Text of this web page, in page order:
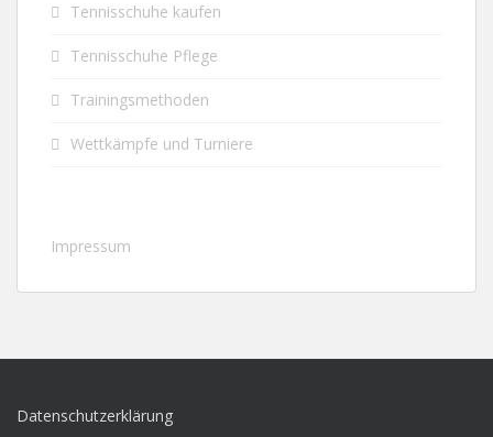
Tennisschuhe kaufen
Tennisschuhe Pflege
Trainingsmethoden
Wettkämpfe und Turniere
Impressum
Datenschutzerklärung